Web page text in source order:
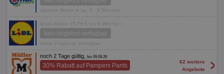
nächste Aktion in ca. 5 - 6 Wochen
letzte Aktion 15,78 € vor 6 Wochen
kein Angebot verfügbar
keine Prognose verfügbar
noch 2 Tage gültig, bis 09.08.26
30% Rabatt auf Pampers Pants
62 weitere
Angebote
>